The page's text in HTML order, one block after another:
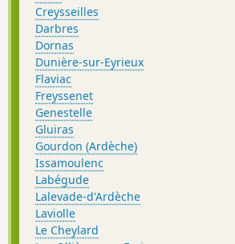
Creysseilles
Darbres
Dornas
Dunière-sur-Eyrieux
Flaviac
Freyssenet
Genestelle
Gluiras
Gourdon (Ardèche)
Issamoulenc
Labégude
Lalevade-d'Ardèche
Laviolle
Le Cheylard